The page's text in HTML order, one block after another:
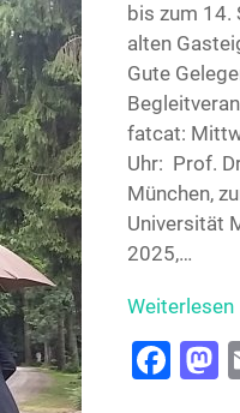
bis zum 14.
alten
Gute
fatcat:
Uhr: Prof.
München,
Universität
2025,…